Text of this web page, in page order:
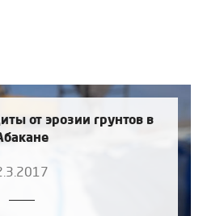
от эрозии грунтов в